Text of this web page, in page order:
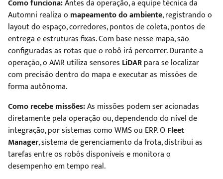
Como funciona:Antes da operação, a equipe técnica da
Automni realiza o mapeamento do ambiente, registrando o
layout do espaço, corredores, pontos de coleta, pontos de
entrega e estruturas fixas. Com base nesse mapa, são
configuradas as rotas que o robô irá percorrer. Durante a
operação, o AMR utiliza sensores LiDARpara se localizar
com precisão dentro do mapa e executar as missões de
forma autônoma.
Como recebe missões:As missões podem ser acionadas
diretamente pela operação ou, dependendo do nível de
integração, por sistemas como WMS ou ERP. OFleet
Manager, sistema de gerenciamento da frota, distribui as
tarefas entre os robôs disponíveis e monitora o
desempenho em tempo real.